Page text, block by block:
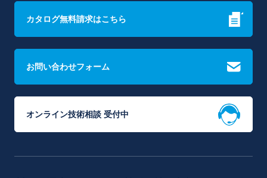
カタログ無料請求はこちら
お問い合わせフォーム
オンライン技術相談 受付中